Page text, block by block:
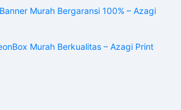
Murah Bergaransi 100% – Azagi
Murah Berkualitas – Azagi Print